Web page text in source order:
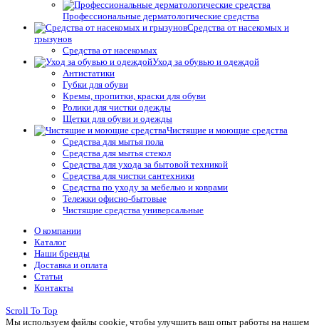
Профессиональные дерматологические средства
Средства от насекомых и
грызунов
Средства от насекомых
Уход за обувью и одеждой
Антистатики
Губки для обуви
Кремы, пропитки, краски для обуви
Ролики для чистки одежды
Щетки для обуви и одежды
Чистящие и моющие средства
Средства для мытья пола
Средства для мытья стекол
Средства для ухода за бытовой техникой
Средства для чистки сантехники
Средства по уходу за мебелью и коврами
Тележки офисно-бытовые
Чистящие средства универсальные
О компании
Каталог
Наши бренды
Доставка и оплата
Статьи
Контакты
Scroll To Top
Мы используем файлы cookie, чтобы улучшить ваш опыт работы на нашем